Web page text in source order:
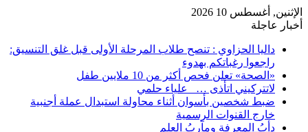
الإثنين, أغسطس 10 2026
أخبار عاجلة
داليا الحزاوي : تنصح طلاب المرحلة الأولى قبل غلق التنسيق:
راجعوا رغباتكم بهدوء
«الصحة» تعلن فحص أكثر من 10 ملايين طفل
لاتتركيني اتأذى … علياء حلمي
ضبط شخصين بأسوان أثناء محاولة استبدال عملة أجنبية
خارج القنوات الرسمية
دأبُ المعرفةِ ومآربُ العلمِ